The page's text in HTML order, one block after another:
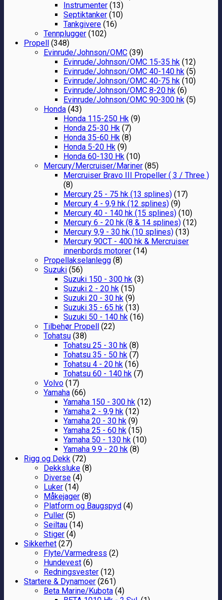
Instrumenter (13)
Septiktanker (10)
Tankgivere (16)
Tennplugger (102)
Propell (348)
Evinrude/Johnson/OMC (39)
Evinrude/Johnson/OMC 15-35 hk (12)
Evinrude/Johnson/OMC 40-140 hk (5)
Evinrude/Johnson/OMC 40-75 hk (10)
Evinrude/Johnson/OMC 8-20 hk (6)
Evinrude/Johnson/OMC 90-300 hk (5)
Honda (43)
Honda 115-250 Hk (9)
Honda 25-30 Hk (7)
Honda 35-60 Hk (8)
Honda 5-20 Hk (9)
Honda 60-130 Hk (10)
Mercury/Mercruiser/Mariner (85)
Mercruiser Bravo III Propeller ( 3 / Three )
(8)
Mercury 25 - 75 hk (13 splines) (17)
Mercury 4 - 9,9 hk (12 splines) (9)
Mercury 40 - 140 hk (15 splines) (10)
Mercury 6 - 20 hk (8 & 14 splines) (12)
Mercury 9,9 - 30 hk (10 splines) (13)
Mercury 90CT - 400 hk & Mercruiser
innenbords motorer (14)
Propellakselanlegg (8)
Suzuki (56)
Suzuki 150 - 300 hk (3)
Suzuki 2 - 20 hk (15)
Suzuki 20 - 30 hk (9)
Suzuki 35 - 65 hk (13)
Suzuki 50 - 140 hk (16)
Tilbehør Propell (22)
Tohatsu (38)
Tohatsu 25 - 30 hk (8)
Tohatsu 35 - 50 hk (7)
Tohatsu 4 - 20 hk (16)
Tohatsu 60 - 140 hk (7)
Volvo (17)
Yamaha (66)
Yamaha 150 - 300 hk (12)
Yamaha 2 - 9,9 hk (12)
Yamaha 20 - 30 hk (9)
Yamaha 25 - 60 hk (15)
Yamaha 50 - 130 hk (10)
Yamaha 9.9 - 20 hk (8)
Rigg og Dekk (72)
Dekksluke (8)
Diverse (4)
Luker (14)
Måkejager (8)
Platform og Baugspyd (4)
Puller (5)
Seiltau (14)
Stiger (4)
Sikkerhet (27)
Flyte/Varmedress (2)
Hundevest (6)
Redningsvester (12)
Startere & Dynamoer (261)
Beta Marine/Kubota (4)